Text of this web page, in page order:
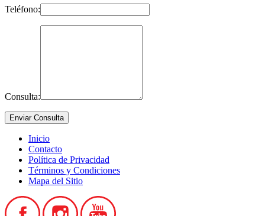
Teléfono:
Consulta:
Inicio
Contacto
Política de Privacidad
Términos y Condiciones
Mapa del Sitio